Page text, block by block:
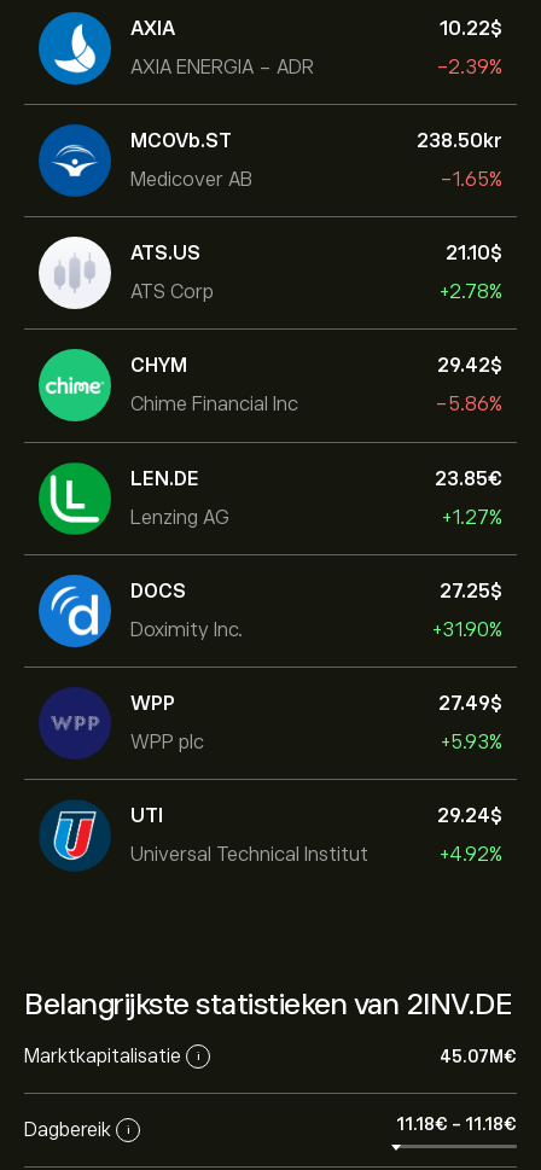
AXIA
AXIA ENERGIA - ADR
10.22‎$‎
-2.39%
MCOVb.ST
Medicover AB
238.50‎kr‎
-1.65%
ATS.US
ATS Corp
21.10‎$‎
+2.78%
CHYM
Chime Financial Inc
29.42‎$‎
-5.86%
LEN.DE
Lenzing AG
23.85‎€‎
+1.27%
DOCS
Doximity Inc.
27.25‎$‎
+31.90%
WPP
WPP plc
27.49‎$‎
+5.93%
UTI
Universal Technical Institut
29.24‎$‎
+4.92%
Belangrijkste statistieken van 2INV.DE
Marktkapitalisatie i 45.07M‎€‎
Dagbereik i 11.18‎€‎ - 11.18‎€‎